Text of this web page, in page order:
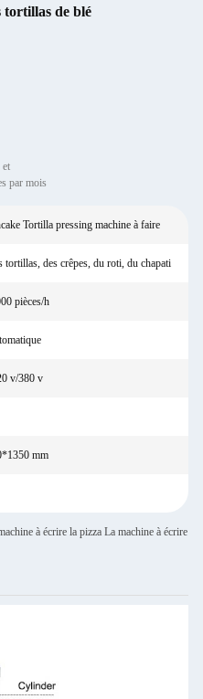
tortillas de blé
et
par mois
Tortilla pressing machine à faire
tortillas, des crêpes, du roti, du chapati
pièces/h
v/380 v
mm
à écrire la pizza La machine à écrire